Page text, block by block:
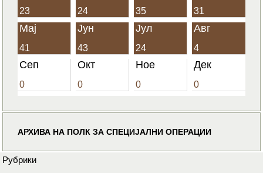
23 24 35 31
Мај
41
Јун
43
Јул
24
Авг
4
Сеп
0
Окт
0
Ное
0
Дек
0
АРХИВА НА ПОЛК ЗА СПЕЦИЈАЛНИ ОПЕРАЦИИ
Рубрики